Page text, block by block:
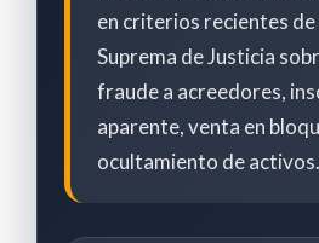
en criterios recientes
Suprema de Justicia
fraude a acreedores,
aparente, venta en
ocultamiento de activos.